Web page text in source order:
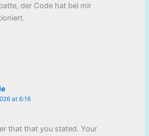
der Code hat bei mir
at 6:16
that that you stated. Your